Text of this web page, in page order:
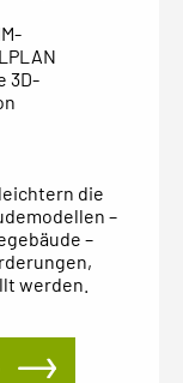
3D-
die
–
–
werden.